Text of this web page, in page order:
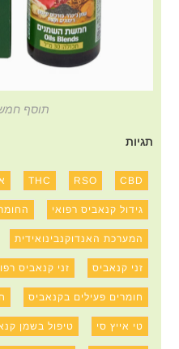
תוסף
תגיות
CBD
RSO
THC
גידול קנאביס רפואי
המערכת האנדוקנבינואידית
זני קנאביס זני קנאביס
חומרים פעילים בקנאביס
טי אייץ סי טיפול בשמן